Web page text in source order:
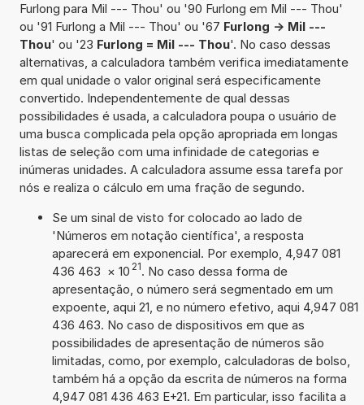
Furlong para Mil --- Thou' ou '90 Furlong em Mil --- Thou'
ou '91 Furlong a Mil --- Thou' ou '67 Furlong -> Mil ---
Thou' ou '23 Furlong = Mil --- Thou'. No caso dessas
alternativas, a calculadora também verifica imediatamente
em qual unidade o valor original será especificamente
convertido. Independentemente de qual dessas
possibilidades é usada, a calculadora poupa o usuário de
uma busca complicada pela opção apropriada em longas
listas de seleção com uma infinidade de categorias e
inúmeras unidades. A calculadora assume essa tarefa por
nós e realiza o cálculo em uma fração de segundo.
Se um sinal de visto for colocado ao lado de
'Números em notação científica', a resposta
aparecerá em exponencial. Por exemplo, 4,947 081
436 463 × 10 21. No caso dessa forma de
apresentação, o número será segmentado em um
expoente, aqui 21, e no número efetivo, aqui 4,947 081
436 463. No caso de dispositivos em que as
possibilidades de apresentação de números são
limitadas, como, por exemplo, calculadoras de bolso,
também há a opção da escrita de números na forma
4,947 081 436 463 E+21. Em particular, isso facilita a